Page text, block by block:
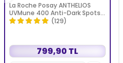
La Roche Posay ANTHELIOS
UVMune 400 Anti-Dark Spots
Fluid SPF50+ Yüz Güneş Kremi
(129)
799,90 TL